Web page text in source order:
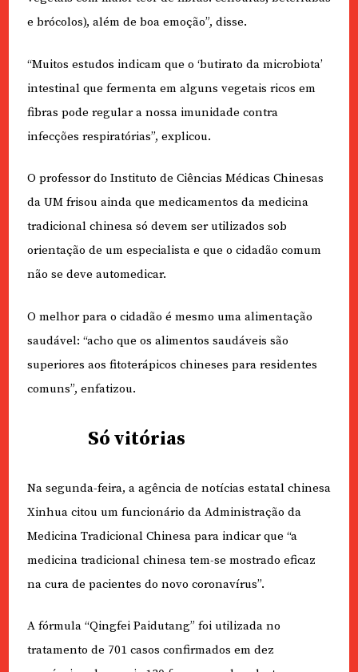
e brócolos), além de boa emoção”, disse.
“Muitos estudos indicam que o ‘butirato da microbiota’
intestinal que fermenta em alguns vegetais ricos em
fibras pode regular a nossa imunidade contra
infecções respiratórias”, explicou.
O professor do Instituto de Ciências Médicas Chinesas
da UM frisou ainda que medicamentos da medicina
tradicional chinesa só devem ser utilizados sob
orientação de um especialista e que o cidadão comum
não se deve automedicar.
O melhor para o cidadão é mesmo uma alimentação
saudável: “acho que os alimentos saudáveis são
superiores aos fitoterápicos chineses para residentes
comuns”, enfatizou.
Só vitórias
Na segunda-feira, a agência de notícias estatal chinesa
Xinhua citou um funcionário da Administração da
Medicina Tradicional Chinesa para indicar que “a
medicina tradicional chinesa tem-se mostrado eficaz
na cura de pacientes do novo coronavírus”.
A fórmula “Qingfei Paidutang” foi utilizada no
tratamento de 701 casos confirmados em dez